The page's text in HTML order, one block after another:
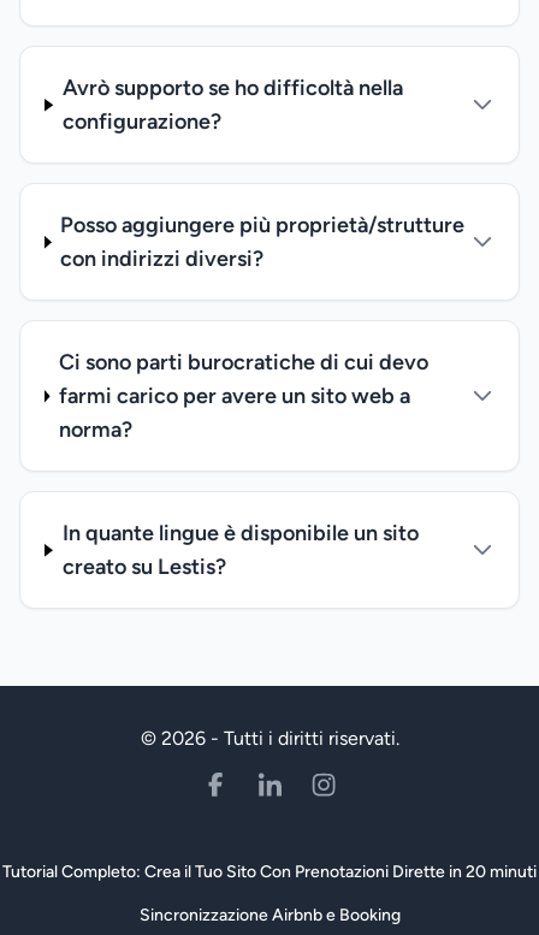
Avrò supporto se ho difficoltà nella
configurazione?
Posso aggiungere più proprietà/strutture
con indirizzi diversi?
Ci sono parti burocratiche di cui devo
farmi carico per avere un sito web a
norma?
In quante lingue è disponibile un sito
creato su Lestis?
© 2026 - Tutti i diritti riservati.
Tutorial Completo: Crea il Tuo Sito Con Prenotazioni Dirette in 20 minuti
Sincronizzazione Airbnb e Booking